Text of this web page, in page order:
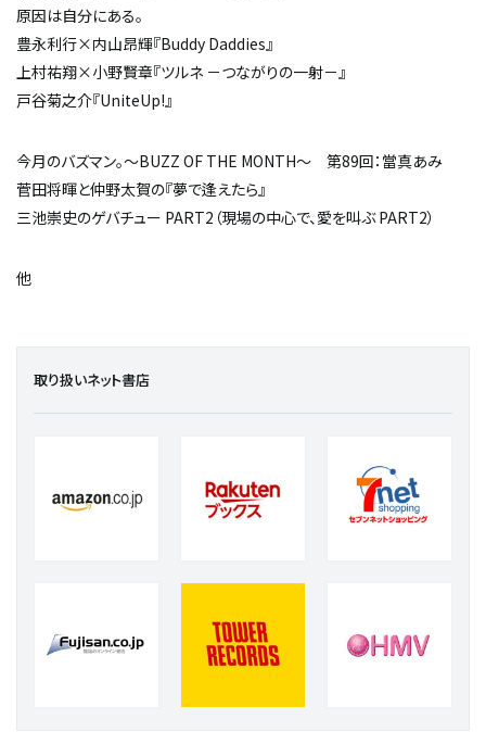
原因は自分にある。
豊永利行×内山昂輝『Buddy Daddies』
上村祐翔×小野賢章『ツルネ －つながりの一射－』
戸谷菊之介『UniteUp!』
今月のバズマン。～BUZZ OF THE MONTH～ 第89回：當真あみ
菅田将暉と仲野太賀の『夢で逢えたら』
三池崇史のゲバチュー PART2（現場の中心で、愛を叫ぶ PART2）
他
取り扱いネット書店